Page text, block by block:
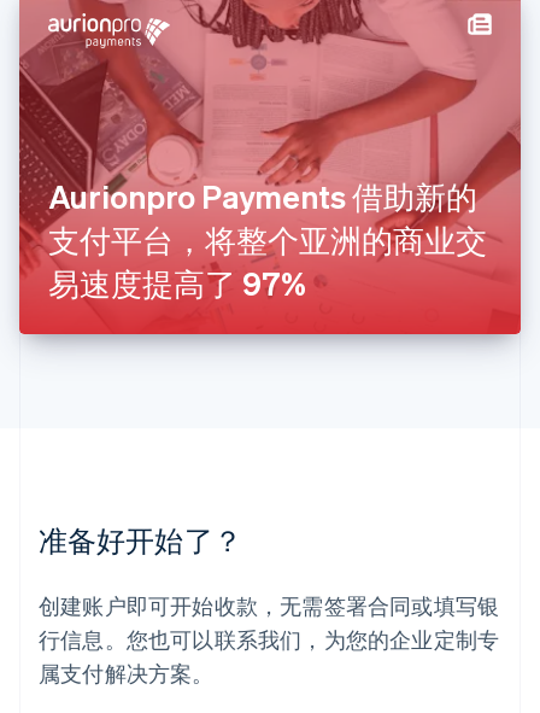
Aurionpro Payments 借助新的
支付平台，将整个亚洲的商业交
易速度提高了 97%
准备好开始了？
创建账户即可开始收款，无需签署合同或填写银
行信息。您也可以联系我们，为您的企业定制专
属支付解决方案。
English
立陶宛
English
列支敦士登
DeutschEnglish
卢森堡
FrançaisDeutsch English
罗马尼亚
English
马尔他
English
马来西亚
English 简体中文
美国
日本
日本語English
SvenskaEnglish
瑞士
DeutschFrançais ItalianoEnglish
塞浦路斯